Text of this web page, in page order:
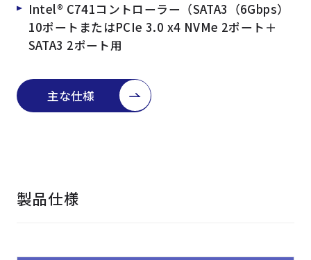
Intel® C741コントローラー（SATA3（6Gbps）
10ポートまたはPCIe 3.0 x4 NVMe 2ポート＋
SATA3 2ポート用
主な仕様
製品仕様